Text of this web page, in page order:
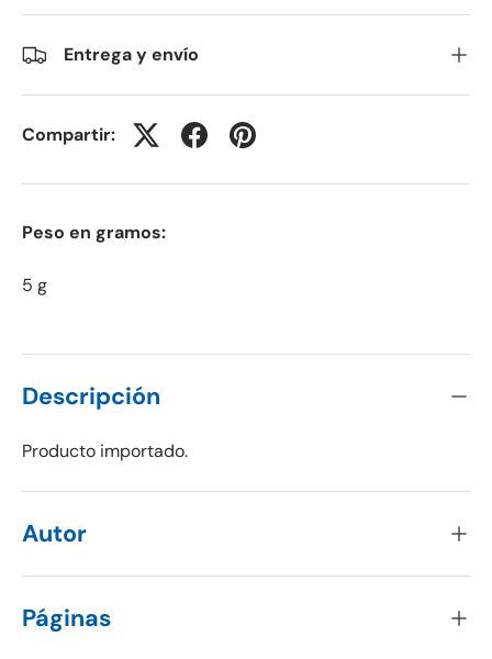
Entrega y envío
Compartir:
Peso en gramos:
5 g
Descripción
Producto importado.
Autor
Páginas